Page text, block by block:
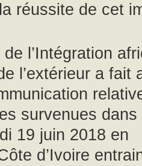
réussite de cet
l’Intégration
l’extérieur a fait
survenues
19 juin 2018 en
d’Ivoire